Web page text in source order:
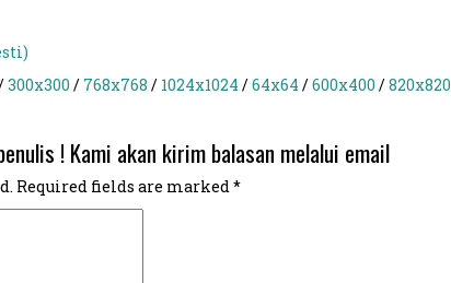
300x300 / 768x768 / 1024x1024 /64x64 /600x400 /820x820
! Kami akan kirim balasan melalui email
Required fields are marked*